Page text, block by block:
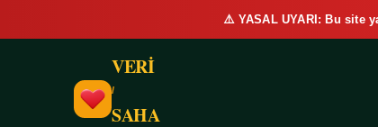
⚠️ YASAL UYARI: Bu site
VERİ
/
SAHA